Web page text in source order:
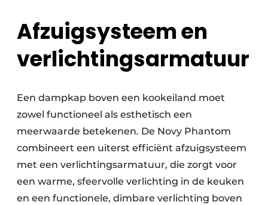
Afzuigsysteem en
verlichtingsarmatuur
Een dampkap boven een kookeiland moet
zowel functioneel als esthetisch een
meerwaarde betekenen. De Novy Phantom
combineert een uiterst efficiënt afzuigsysteem
met een verlichtingsarmatuur, die zorgt voor
een warme, sfeervolle verlichting in de keuken
en een functionele, dimbare verlichting boven